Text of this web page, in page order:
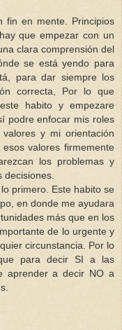
fin en mente. Principios
que empezar con un
clara comprensión del
se está yendo para
para dar siempre los
correcta, Por lo que
habito y empezare
podre enfocar mis roles
y mi orientación
valores firmemente
los problemas y
decisiones.
primero. Este habito se
en donde me ayudara
más que en los
de lo urgente y
circunstancia. Por lo
para decir SI a las
aprender a decir NO a